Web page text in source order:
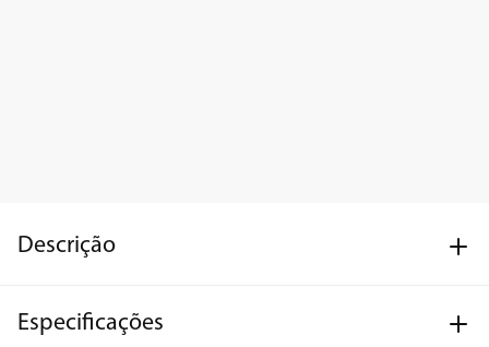
Descrição
Especificações